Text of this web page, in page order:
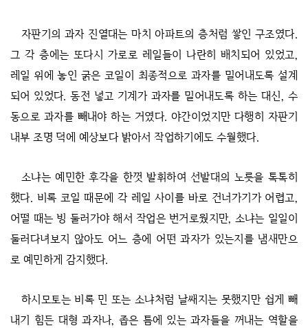
자판기의 과자 진열대는 마치 아파트의 층처럼 쌓인 구조였다.
그 각 층에는 또다시 가로로 레일들이 나란히 배치되어 있었고,
레일 위에 놓인 굵은 코일이 최종적으로 과자를 밀어내도록 설계
되어 있었다. 동전 넣고 기계가 과자를 밀어내도록 하는 대신, 수
동으로 과자를 빼내야 하는 거였다. 야간이었지만 다행히 자판기
내부 조명 덕에 예상보다 밝아서 작업하기에도 수월했다.
소냐는 예민한 후각을 한껏 발휘하여 선발대의 노릇을 톡톡히
했다. 비록 코일 때문에 각 레일 사이를 바로 건너가기가 어렵고,
어떨 때는 빙 둘러가야 해서 작업은 번거로웠지만, 소냐는 일일이
둘러다녀보지 않아도 어느 층에 어떤 과자가 있는지를 냄새만으
로 예민하게 감지했다.
하시모토는 비록 민 또는 소냐처럼 날쌔지는 못했지만 쉽게 빼
내기 힘든 대형 과자나, 좁은 틈에 있는 과자들을 꺼내는 역할을